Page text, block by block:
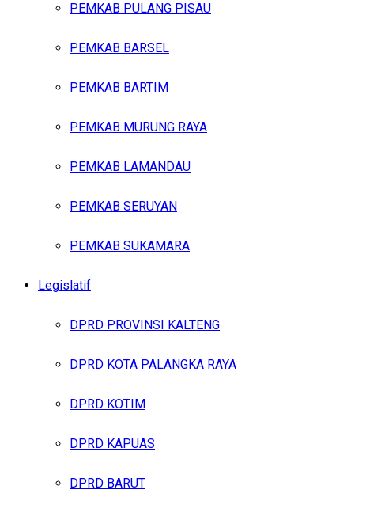
Sabtu, Agustus 8, 2026
PEMKAB PULANG PISAU
PEMKAB BARSEL
PEMKAB BARTIM
PEMKAB MURUNG RAYA
PEMKAB LAMANDAU
PEMKAB SERUYAN
PEMKAB SUKAMARA
Legislatif
DPRD PROVINSI KALTENG
DPRD KOTA PALANGKA RAYA
DPRD KOTIM
DPRD KAPUAS
DPRD BARUT